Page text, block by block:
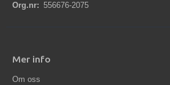
Org.nr: 556676-2075
Mer info
Om oss